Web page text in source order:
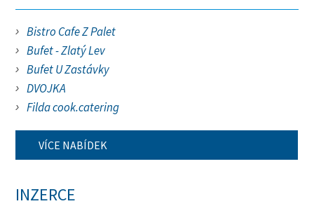
Bistro Cafe Z Palet
Bufet - Zlatý Lev
Bufet U Zastávky
DVOJKA
Filda cook.catering
VÍCE NABÍDEK
INZERCE